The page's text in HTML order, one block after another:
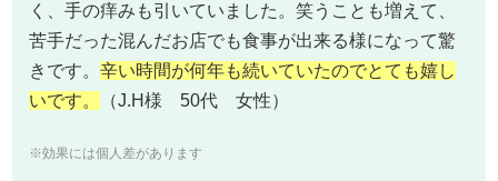
く、手の痒みも引いていました。笑うことも増えて、
苦手だった混んだお店でも食事が出来る様になって驚
きです。 辛い時間が何年も続いていたのでとても嬉し
いです。
（J.H様 50代 女性）
※効果には個人差があります